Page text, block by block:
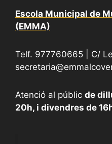
Escola Municipal de
(EMMA)
Telf. 977760665 | C/
Atenció al públic de
20h, i divendres de